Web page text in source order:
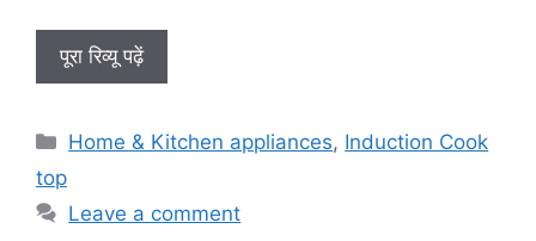
पूरा रिव्यू पढ़ें
Categories
Home & Kitchen appliances, Induction Cook
top
Leave a comment